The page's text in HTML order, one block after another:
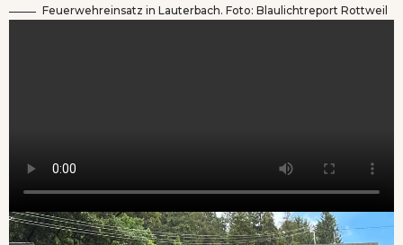
Feuerwehreinsatz in Lauterbach. Foto: Blaulichtreport Rottweil